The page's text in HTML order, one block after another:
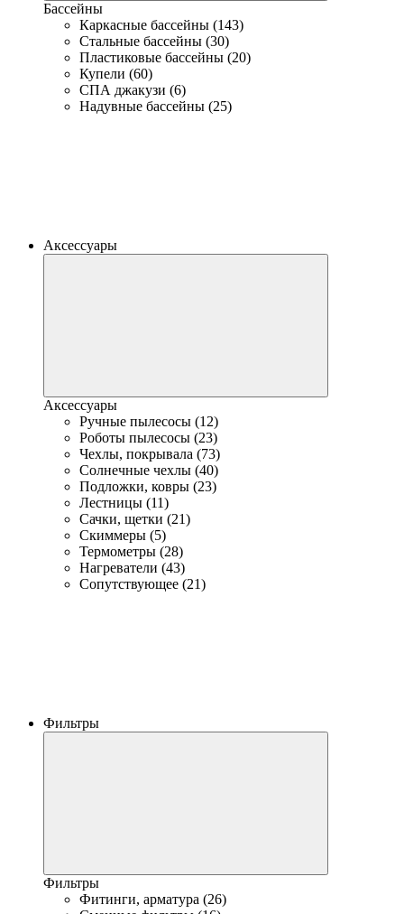
Бассейны
Каркасные бассейны (143)
Стальные бассейны (30)
Пластиковые бассейны (20)
Купели (60)
СПА джакузи (6)
Надувные бассейны (25)
Аксессуары
Аксессуары
Ручные пылесосы (12)
Роботы пылесосы (23)
Чехлы, покрывала (73)
Солнечные чехлы (40)
Подложки, ковры (23)
Лестницы (11)
Сачки, щетки (21)
Скиммеры (5)
Термометры (28)
Нагреватели (43)
Сопутствующее (21)
Фильтры
Фильтры
Фитинги, арматура (26)